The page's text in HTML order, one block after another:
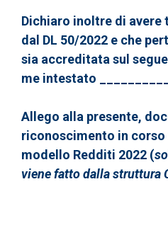
Dichiaro inoltre di
dal DL 50/2022 e che
sia accreditata sul
me intestato
Allego alla presente,
riconoscimento in corso
modello Redditi 2022 (
viene fatto dalla struttura